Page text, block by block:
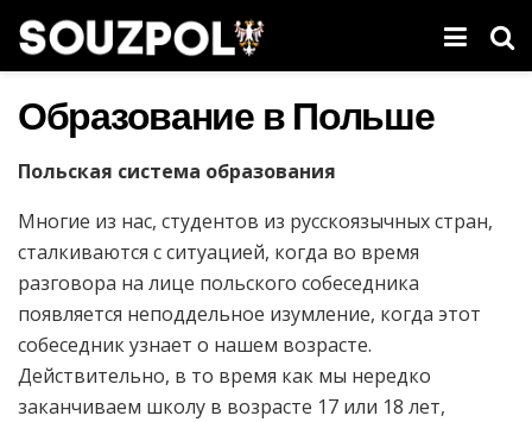
Образование в Польше
Польская система образования
Многие из нас, студентов из русскоязычных стран,
сталкиваются с ситуацией, когда во время
разговора на лице польского собеседника
появляется неподдельное изумление, когда этот
собеседник узнает о нашем возрасте.
Действительно, в то время как мы нередко
заканчиваем школу в возрасте 17 или 18 лет,